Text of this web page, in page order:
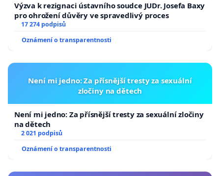
Výzva k rezignaci ústavního soudce JUDr. Josefa Baxy
pro ohrožení důvěry ve spravedlivý proces
17 274 podpisů
Oznámení o transparentnosti
Není mi jedno: Za přísnější tresty za sexuální
zločiny na dětech
Není mi jedno: Za přísnější tresty za sexuální zločiny
na dětech
2 021 podpisů
Oznámení o transparentnosti